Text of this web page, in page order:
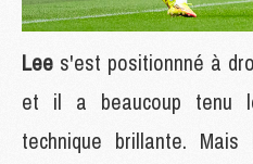
Lee s'est positionnné à
et il a beaucoup tenu
technique brillante.